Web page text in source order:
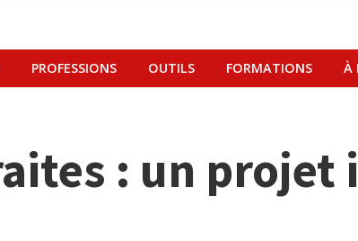
PROFESSIONS OUTILS FORMATIONS À
: un projet